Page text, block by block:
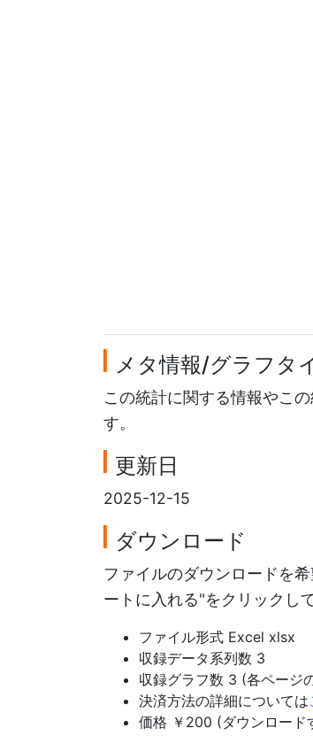
メタ情報/グラフタ
この統計に関する情報やこ
す。
更新日
2025-12-15
ダウンロード
ファイルのダウンロードを
ートに入れる"をクリックし
ファイル形式 Excel xlsx
収録データ系列数 3
収録グラフ数 3 (各ページ
決済方法の詳細については
価格 ￥200 (ダウンロード